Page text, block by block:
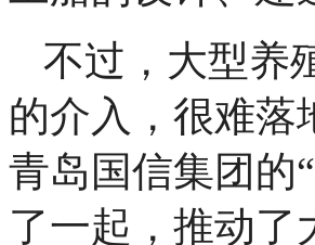
不过，大型养
的介入，很难落
青岛国信集团的
了一起，推动了